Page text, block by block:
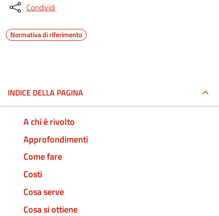
Condividi
Normativa di riferimento
INDICE DELLA PAGINA
A chi è rivolto
Approfondimenti
Come fare
Costi
Cosa serve
Cosa si ottiene